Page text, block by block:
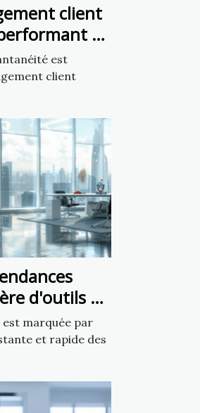
client
en
est
client
d'outils de
marquée par
et rapide des